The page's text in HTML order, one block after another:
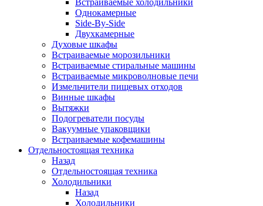
Встраиваемые холодильники
Однокамерные
Side-By-Side
Двухкамерные
Духовые шкафы
Встраиваемые морозильники
Встраиваемые стиральные машины
Встраиваемые микроволновые печи
Измельчители пищевых отходов
Винные шкафы
Вытяжки
Подогреватели посуды
Вакуумные упаковщики
Встраиваемые кофемашины
Отдельностоящая техника
Назад
Отдельностоящая техника
Холодильники
Назад
Холодильники